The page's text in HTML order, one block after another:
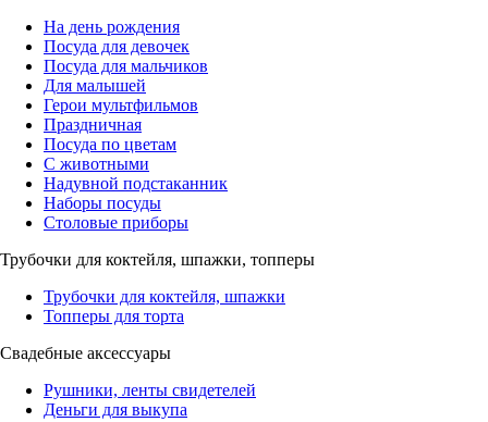
На день рождения
Посуда для девочек
Посуда для мальчиков
Для малышей
Герои мультфильмов
Праздничная
Посуда по цветам
С животными
Надувной подстаканник
Наборы посуды
Столовые приборы
Трубочки для коктейля, шпажки, топперы
Трубочки для коктейля, шпажки
Топперы для торта
Свадебные аксессуары
Рушники, ленты свидетелей
Деньги для выкупа